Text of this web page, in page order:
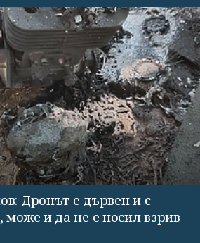
Дронът е дървен и с
и да не е носил взрив